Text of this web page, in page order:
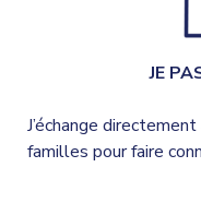
JE
J’échange
familles pour faire